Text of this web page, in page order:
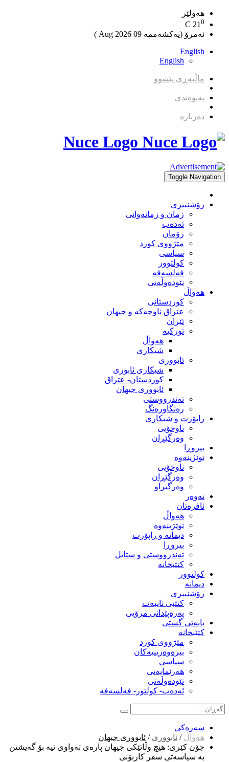
هەولێر
21 0
ئەمرۆ (یەکشەممە 09 2026 Aug )
English
English
ماڵپەڕی پێشوو
پەیوەندی
دەربارە
Nuce Logo
Toggle Navigation
رۆشنبیری
زمان و زمانه‌وانی
ئەدەب
رۆمان
مێژووى کورد
سیاسى
کولتوور
فەلسەفە
نێودەوڵەتی
هەواڵ
کوردستانی
عێراق ناوچەکە و جیهان
ئێران
تورکیە
هەواڵ
شیکاری
ئابووری
شیکاری ئابوری
کوردستان- عێراق
ئابووری جیهان
تەندرووستی
رەنگاورەنگ
راپۆرت و شیکاری
ناوخۆیی
وەرگێڕان
بیروڕا
توێژینەوە
ناوخۆیی
وەرگێڕان
وەرگیراو
تەوەر
ئافرەتان
هەواڵ
توێژینەوە
دیمانە و راپۆرت
بیروڕا
تەندرووستی و ستایل
کتێبخانە
کولتوور
دیمانە
رۆشنبیری
کتێبی تایبەت
پەرەپێدانی مرۆیی
بابەتی گشتی
کتێبخانە
مێژووى کورد
بیرەوەریییەکان
سیاسى
هەرێمایەتی
نێودەوڵەتی
ئەدەب- کولتور- فەلسەفە
سەرەکی
هەواڵ / ئابووری / ئابووری جیهان
جۆن کێری: هیچ وڵاتێکی جیهان پارەی تەواوی نیە بۆ گەیشتن
بە سیاسەتی سفر کاربۆنی